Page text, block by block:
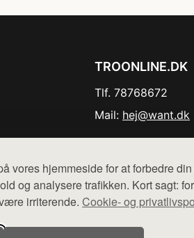
vores hjemmeside for at forbedre
og analysere trafikken. Kort sagt:
irriterende. Cookie- og
TROONLINE.DK
Tlf. 78768672
Mail: hej@want.dk
sælges ikke varer fra denne side - vi